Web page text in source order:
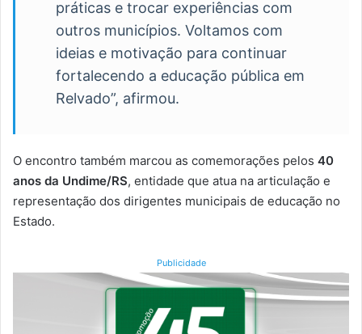
práticas e trocar experiências com
outros municípios. Voltamos com
ideias e motivação para continuar
fortalecendo a educação pública em
Relvado”, afirmou.
O encontro também marcou as comemorações pelos 40
anos da Undime/RS, entidade que atua na articulação e
representação dos dirigentes municipais de educação no
Estado.
Publicidade